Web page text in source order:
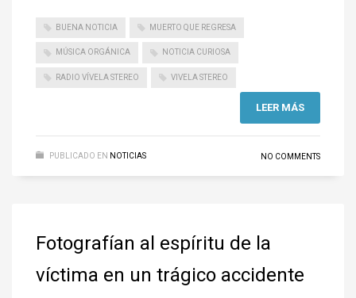
BUENA NOTICIA MUERTO QUE REGRESA
MÚSICA ORGÁNICA NOTICIA CURIOSA
RADIO VÍVELA STEREO VIVELA STEREO
LEER MÁS
PUBLICADO EN NOTICIAS NO COMMENTS
Fotografían al espíritu de la
víctima en un trágico accidente